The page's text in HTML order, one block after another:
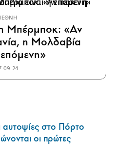
Μπέρμποκ: «Αν
η Μολδαβία
επόμενη»
στο Πόρτο
οι πρώτες